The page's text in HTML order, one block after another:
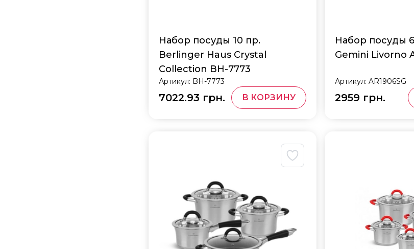
Набор посуды 10 пр.
Berlinger Haus Crystal
Collection BH-7773
Артикул: BH-7773
7022.93 грн. В КОРЗИНУ
Набор посуды
Gemini Livorno
Артикул:AR1906SG
2959 грн.